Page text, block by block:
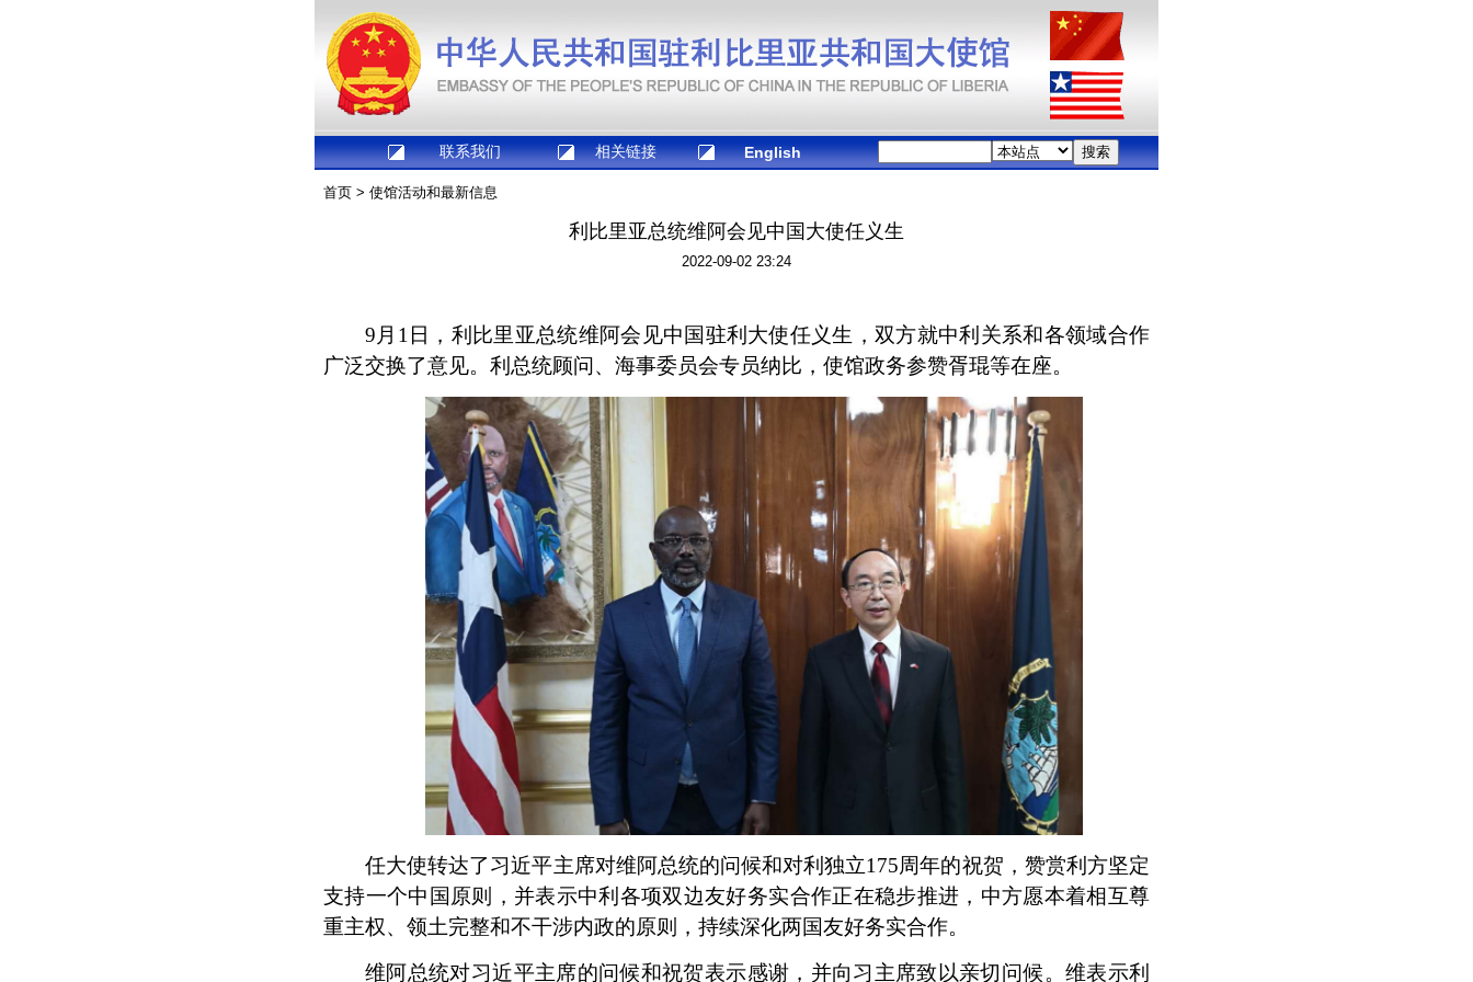
联系我们 相关链接 English
首页 > 使馆活动和最新信息
利比里亚总统维阿会见中国大使任义生
2022-09-02 23:24
9月1日，利比里亚总统维阿会见中国驻利大使任义生，双方就中利关系和各领域合作
广泛交换了意见。利总统顾问、海事委员会专员纳比，使馆政务参赞胥琨等在座。
任大使转达了习近平主席对维阿总统的问候和对利独立175周年的祝贺，赞赏利方坚定
支持一个中国原则，并表示中利各项双边友好务实合作正在稳步推进，中方愿本着相互尊
重主权、领土完整和不干涉内政的原则，持续深化两国友好务实合作。
维阿总统对习近平主席的问候和祝贺表示感谢，并向习主席致以亲切问候。维表示利